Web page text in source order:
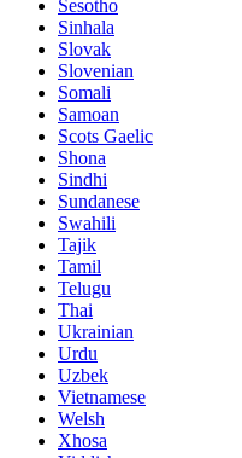
Sesotho
Sinhala
Slovak
Slovenian
Somali
Samoan
Scots Gaelic
Shona
Sindhi
Sundanese
Swahili
Tajik
Tamil
Telugu
Thai
Ukrainian
Urdu
Uzbek
Vietnamese
Welsh
Xhosa